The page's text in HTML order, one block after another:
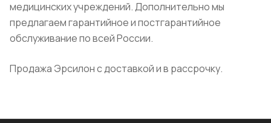
медицинских учреждений. Дополнительно мы
предлагаем гарантийное и постгарантийное
обслуживание по всей России.
Продажа Эрсилон с доставкой и в рассрочку.